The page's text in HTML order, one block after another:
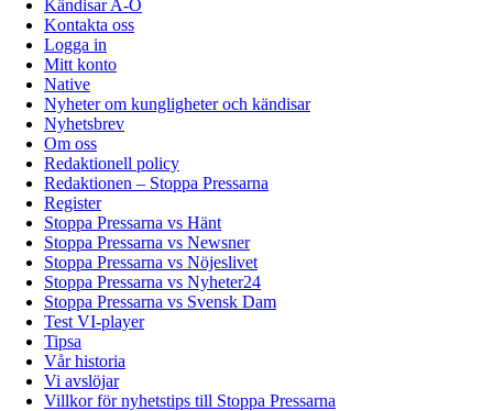
Kändisar A-Ö
Kontakta oss
Logga in
Mitt konto
Native
Nyheter om kungligheter och kändisar
Nyhetsbrev
Om oss
Redaktionell policy
Redaktionen – Stoppa Pressarna
Register
Stoppa Pressarna vs Hänt
Stoppa Pressarna vs Newsner
Stoppa Pressarna vs Nöjeslivet
Stoppa Pressarna vs Nyheter24
Stoppa Pressarna vs Svensk Dam
Test VI-player
Tipsa
Vår historia
Vi avslöjar
Villkor för nyhetstips till Stoppa Pressarna